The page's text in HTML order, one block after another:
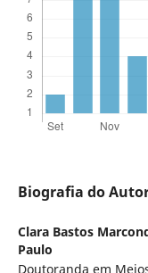
Biografia do
Clara Bastos
Paulo
Doutoranda em